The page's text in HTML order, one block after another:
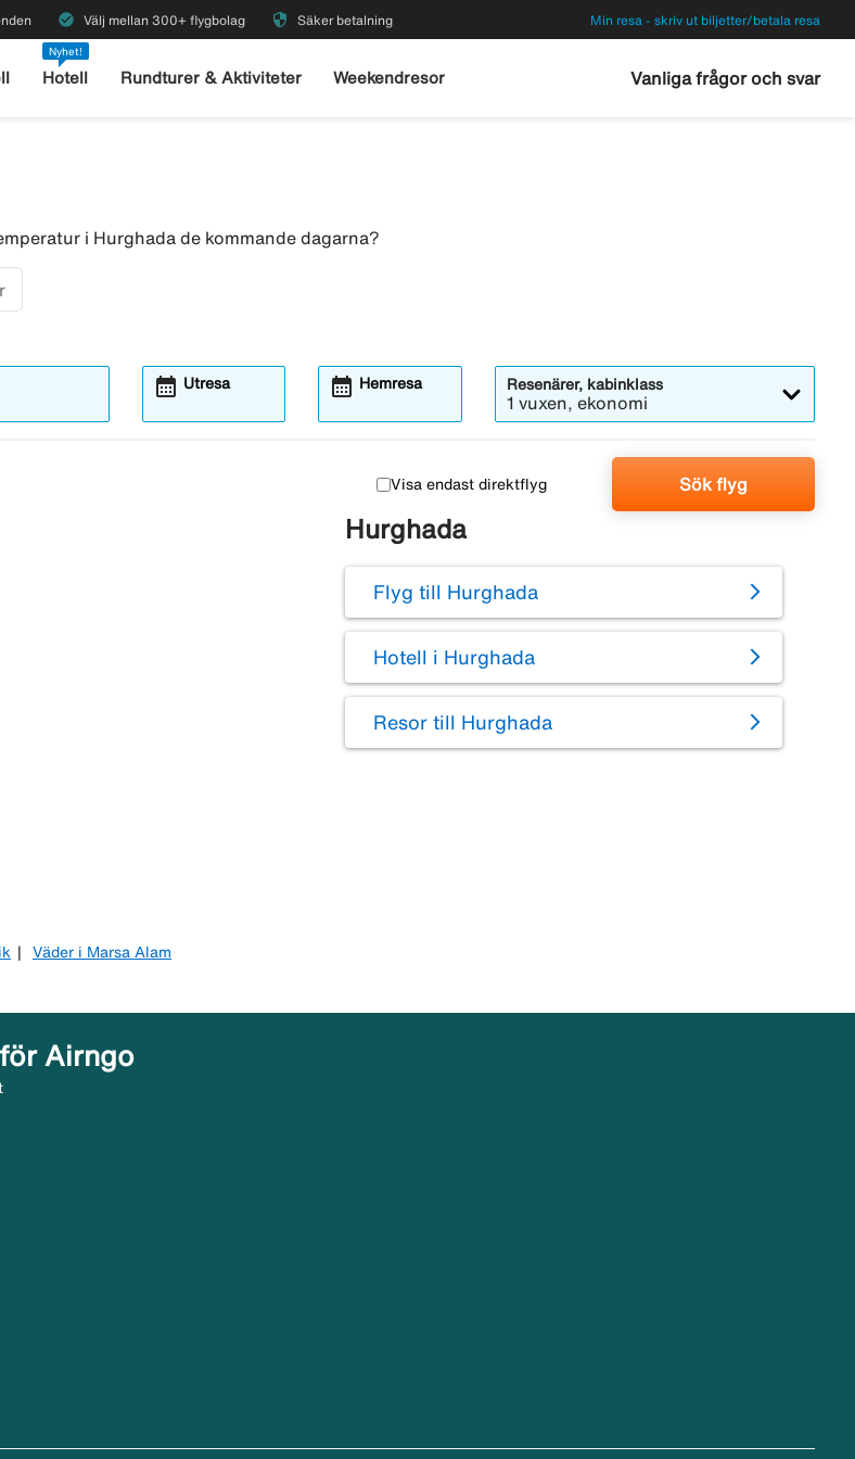
check_circle Välj mellan 300+ flygbolag security Säker betalning Min resa - skriv ut biljetter/betala resa
Nyhet!
Hotell Rundturer & Aktiviteter Weekendresor Vanliga frågor och svar
i Hurghada de kommande dagarna?
Utresa
calendar_month Hemresa
calendar_month Resenärer, kabinklass
1 vuxen, ekonomi
Visa endast direktflyg Sök flyg
Hurghada
Flyg till Hurghada
Hotell i Hurghada
Resor till Hurghada
Väder i Marsa Alam
Airngo